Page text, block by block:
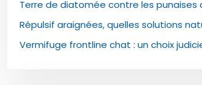
Terre de diatomée contre les
Répulsif araignées, quelles solutions
Vermifuge frontline chat : un choix